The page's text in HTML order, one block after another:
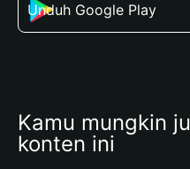
Unduh Google Play
Kamu mungkin
konten ini